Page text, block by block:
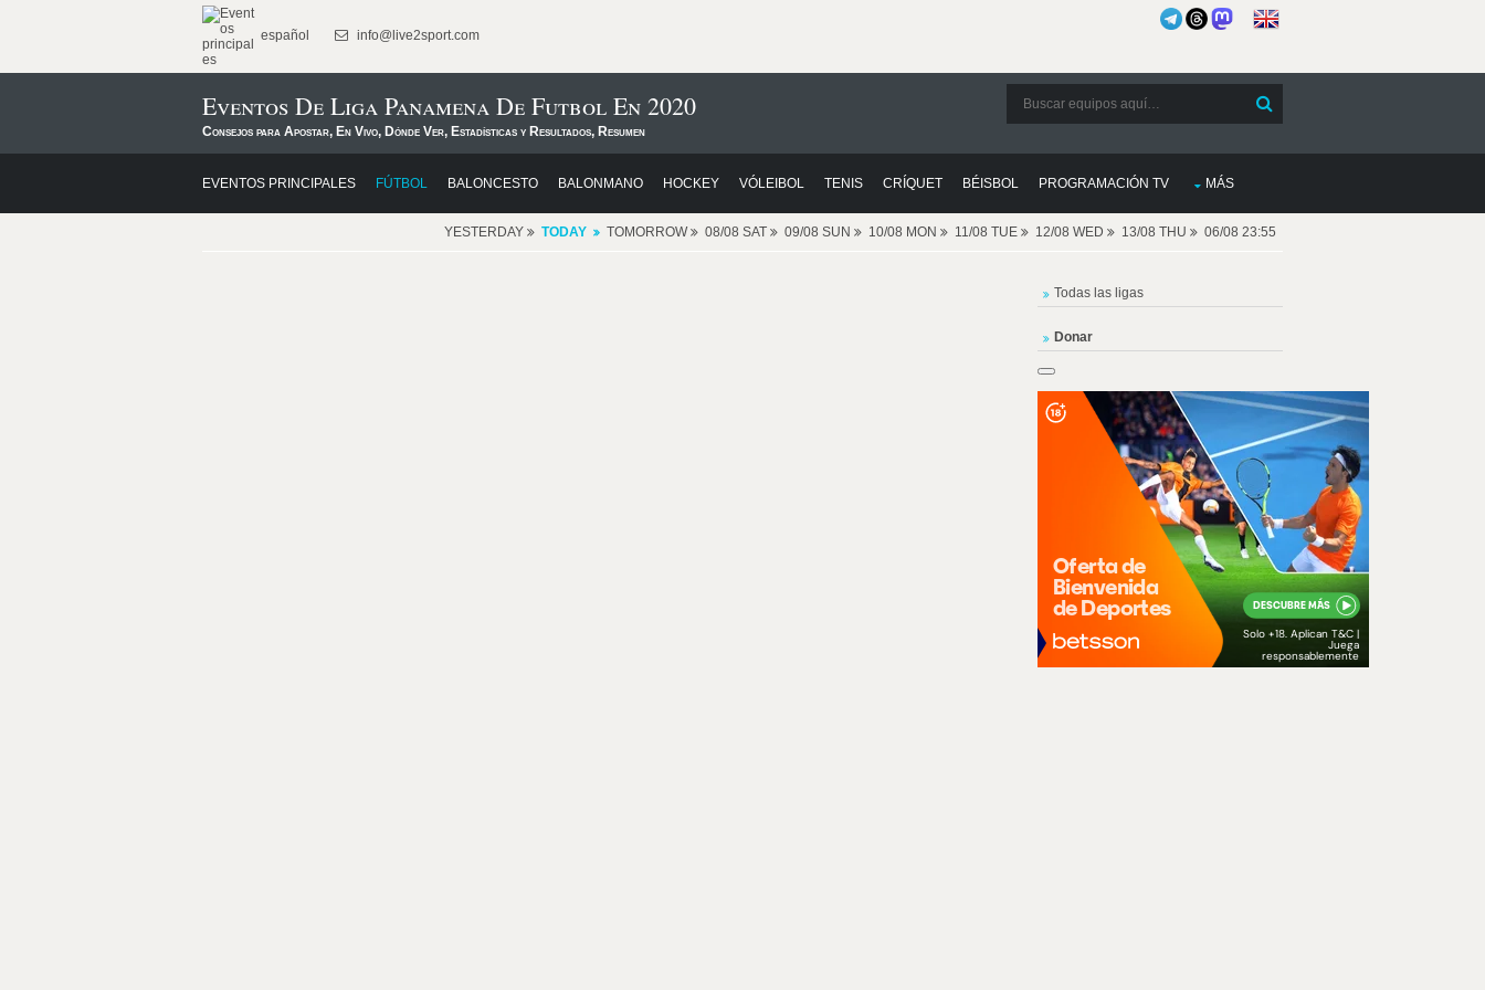
español info@live2sport.com
Eventos De Liga Panamena De Futbol En 2020
Consejos para Apostar, En Vivo, Dónde Ver, Estadísticas y Resultados, Resumen
EVENTOS PRINCIPALES FÚTBOL BALONCESTO BALONMANO HOCKEY VÓLEIBOL TENIS CRÍQUET BÉISBOL PROGRAMACIÓN TV MÁS
YESTERDAY TODAY TOMORROW 08/08 SAT 09/08 SUN 10/08 MON 11/08 TUE 12/08 WED 13/08 THU 06/08 23:55
Todas las ligas
Donar